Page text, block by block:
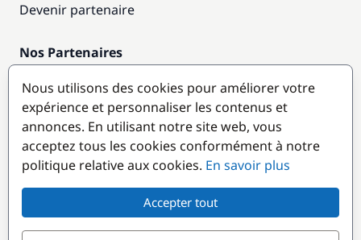
Devenir partenaire
Nos Partenaires
Destinations populaires
Nous utilisons des cookies pour améliorer votre
expérience et personnaliser les contenus et
annonces. En utilisant notre site web, vous
acceptez tous les cookies conformément à notre
politique relative aux cookies. En savoir plus
Accepter tout